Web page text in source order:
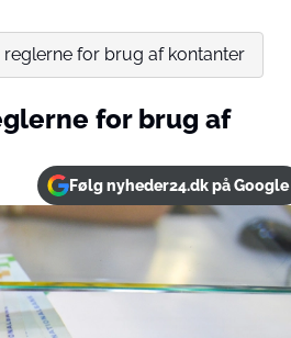
for brug af kontanter
for brug af
Følg nyheder24.dk på Google